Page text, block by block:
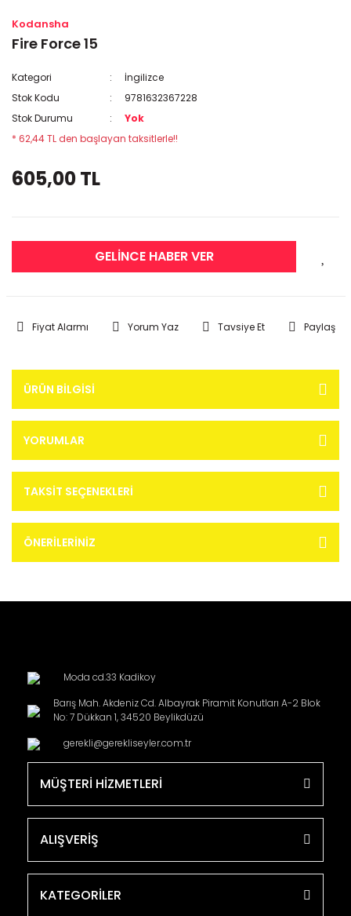
Kodansha
Fire Force 15
Kategori
İngilizce
Stok Kodu
9781632367228
Stok Durumu
Yok
* 62,44 TL den başlayan taksitlerle!!
605,00 TL
GELİNCE HABER VER
Fiyat Alarmı Yorum Yaz Tavsiye Et Paylaş
ÜRÜN BILGISI
YORUMLAR
TAKSIT SEÇENEKLERI
ÖNERILERINIZ
Moda cd.33 Kadikoy
Barış Mah. Akdeniz Cd. Albayrak Piramit Konutları A-2 Blok
No: 7 Dükkan 1, 34520 Beylikdüzü
gerekli@gerekliseyler.com.tr
MÜŞTERİ HİZMETLERİ
ALIŞVERİŞ
KATEGORİLER